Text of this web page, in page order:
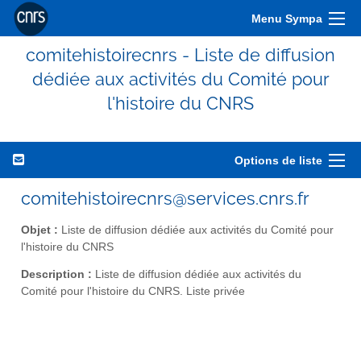
Menu Sympa
comitehistoirecnrs - Liste de diffusion
dédiée aux activités du Comité pour
l'histoire du CNRS
Options de liste
comitehistoirecnrs@services.cnrs.fr
Objet : Liste de diffusion dédiée aux activités du Comité pour
l'histoire du CNRS
Description : Liste de diffusion dédiée aux activités du
Comité pour l'histoire du CNRS. Liste privée